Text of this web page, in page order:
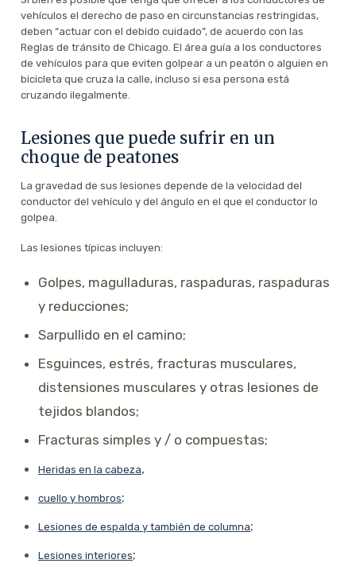
vehículos el derecho de paso en circunstancias restringidas,
deben “actuar con el debido cuidado”, de acuerdo con las
Reglas de tránsito de Chicago. El área guía a los conductores
de vehículos para que eviten golpear a un peatón o alguien en
bicicleta que cruza la calle, incluso si esa persona está
cruzando ilegalmente.
Lesiones que puede sufrir en un
choque de peatones
La gravedad de sus lesiones depende de la velocidad del
conductor del vehículo y del ángulo en el que el conductor lo
golpea.
Las lesiones típicas incluyen:
Golpes, magulladuras, raspaduras, raspaduras
y reducciones;
Sarpullido en el camino;
Esguinces, estrés, fracturas musculares,
distensiones musculares y otras lesiones de
tejidos blandos;
Fracturas simples y / o compuestas;
Heridas en la cabeza,
cuello y hombros;
Lesiones de espalda y también de columna;
Lesiones interiores;